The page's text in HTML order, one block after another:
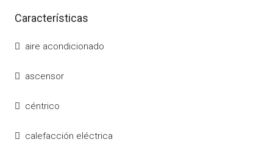
Características
aire acondicionado
ascensor
céntrico
calefacción eléctrica